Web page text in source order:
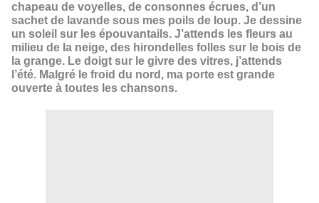
chapeau de voyelles, de consonnes écrues, d’un
sachet de lavande sous mes poils de loup. Je dessine
un soleil sur les épouvantails. J’attends les fleurs au
milieu de la neige, des hirondelles folles sur le bois de
la grange. Le doigt sur le givre des vitres, j’attends
l’été. Malgré le froid du nord, ma porte est grande
ouverte à toutes les chansons.